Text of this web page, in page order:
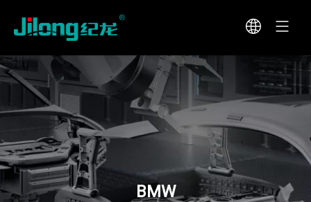
BMW